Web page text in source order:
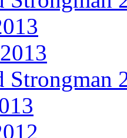
Strongman